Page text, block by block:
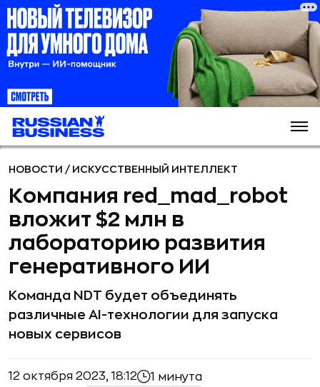
НОВОСТИ / ИСКУССТВЕННЫЙ ИНТЕЛЛЕКТ
Компания red_mad_robot
вложит $2 млн в
лабораторию развития
генеративного ИИ
Команда NDT будет объединять
различные AI-технологии для запуска
новых сервисов
12 октября 2023, 18:12 1 минута